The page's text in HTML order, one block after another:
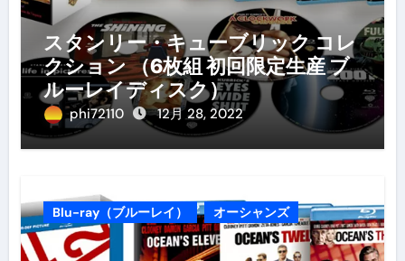
スタンリー・キューブリック コレ
クション （6枚組 初回限定生産 ブ
ルーレイディスク）
phi72110 12月 28, 2022
Blu-ray（ブルーレイ） オーシャンズ